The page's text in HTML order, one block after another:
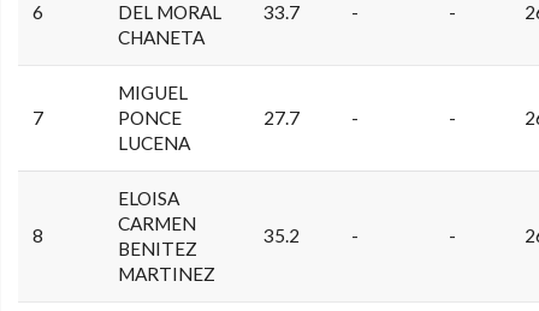
6
DEL MORAL
CHANETA
33.7 - -
7
MIGUEL
PONCE
LUCENA
27.7 - -
8
ELOISA
CARMEN
BENITEZ
MARTINEZ
35.2 - -